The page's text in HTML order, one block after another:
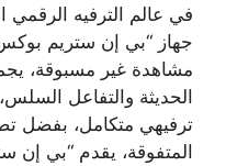
في عالم الترفيه الرقمي
جهاز “بي إن ستريم
مشاهدة غير مسبوقة،
الحديثة والتفاعل
ترفيهي متكامل، بفضل
المتفوقة، يقدم “بي إن